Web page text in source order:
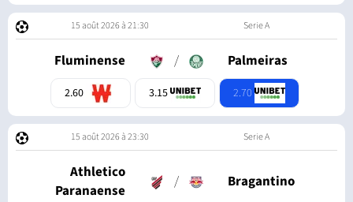
15 août 2026 à 21:30 Serie A
Fluminense / Palmeiras
2.60 3.15 2.70
15 août 2026 à 23:30 Serie A
Athletico
Paranaense
/ Bragantino